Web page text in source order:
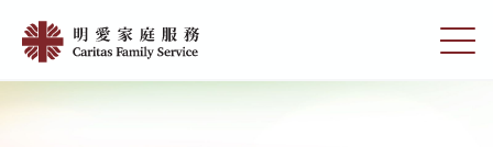
main
content
切
明
屯